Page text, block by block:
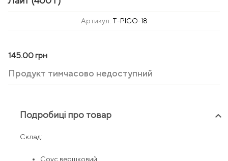
Артикул: T-PIGO-18
145.00 грн
Продукт тимчасово недоступний
Подробиці про товар keyboard_arrow_up
Склад:
Соус вершковий,